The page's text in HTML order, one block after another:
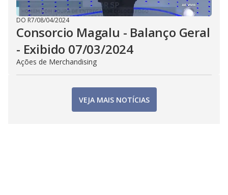
DO R7/08/04/2024
Consorcio Magalu - Balanço Geral
- Exibido 07/03/2024
Ações de Merchandising
VEJA MAIS NOTÍCIAS